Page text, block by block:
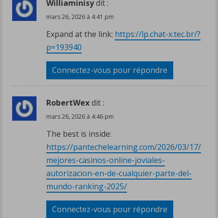
Williaminisydit :
mars 26, 2026 à 4:41 pm
Expand at the link: https://lp.chat-x.tec.br/?
p=193940
Connectez-vous pour répondre
RobertWexdit :
mars 26, 2026 à 4:46 pm
The best is inside:
https://pantechelearning.com/2026/03/17/
mejores-casinos-online-joviales-
autorizacion-en-de-cualquier-parte-del-
mundo-ranking-2025/
Connectez-vous pour répondre